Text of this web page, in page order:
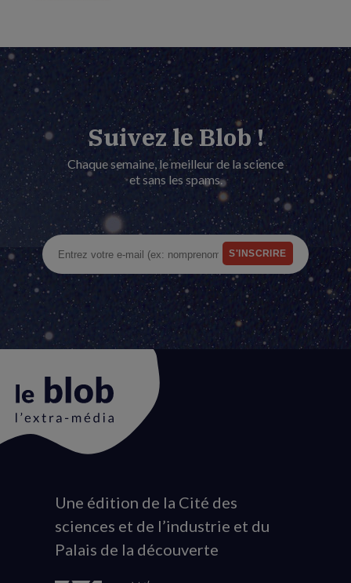
Suivez le Blob !
Chaque semaine, le meilleur de la science
et sans les spams.
Animation
du
logo
Une édition de la Cité des
sciences et de l’industrie et du
Palais de la découverte